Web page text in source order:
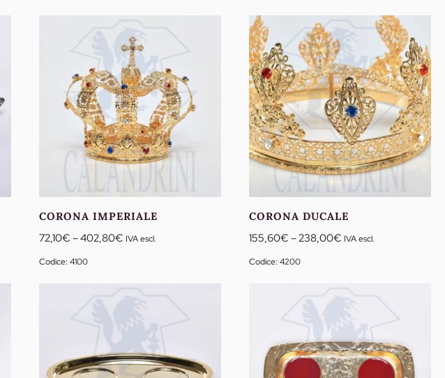
da
234,90€
a
382,15€
CORONA IMPERIALE
72,10€ –402,80€ Fascia
da
72,10€
a
IVA escl.
Codice: 4100
CORONA DUCALE
155,60€ –238,00€ Fascia
da
155,60€
a
238,00€
IVA escl.
Codice: 4200